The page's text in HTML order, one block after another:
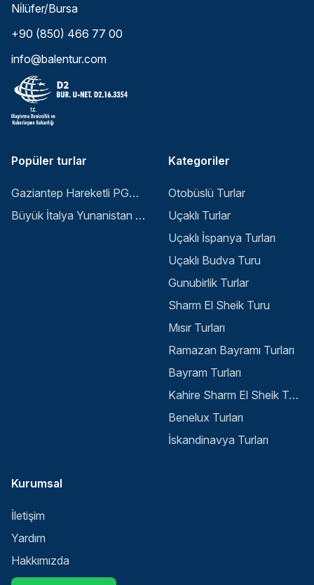
Ni̇lüfer/Bursa
+90 (850) 466 77 00
info@balentur.com
Popüler turlar
Gaziantep Hareketli PGS ile Buyuk Balkan 6 Gece 8 Gun Vizesiz SKP-SKP
Büyük İtalya Yunanistan Balkan Turu - İstanbul
Kategoriler
Otobüslü Turlar
Uçaklı Turlar
Uçaklı İspanya Turları
Uçaklı Budva Turu
Gunubirlik Turlar
Sharm El Sheik Turu
Mısır Turları
Ramazan Bayramı Turları
Bayram Turları
Kahire Sharm El Sheik Turu
Benelux Turları
İskandinavya Turları
Kurumsal
İletişim
Yardım
Hakkımızda